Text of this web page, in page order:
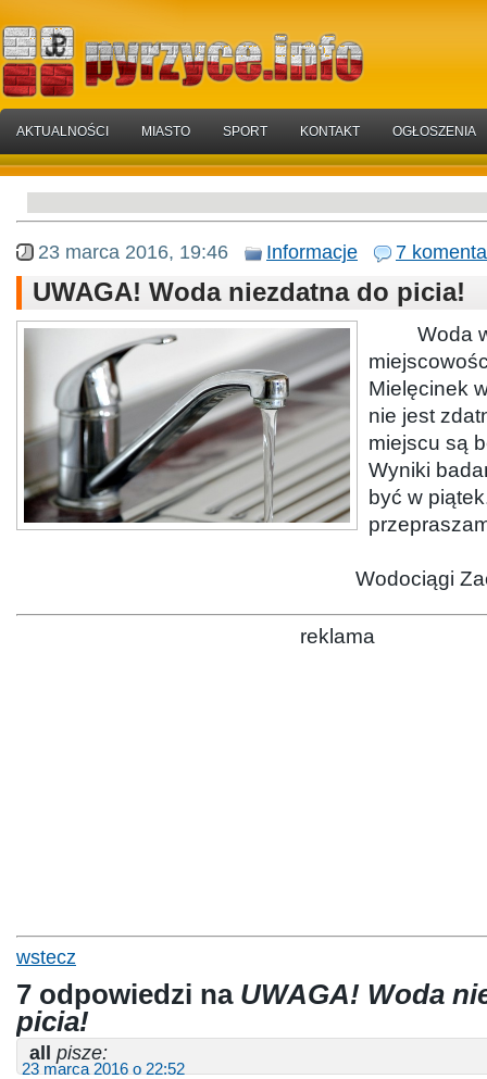
AKTUALNOŚCI MIASTO SPORT KONTAKT OGŁOSZENIA
23 marca 2016, 19:46 Informacje 7
UWAGA! Woda niezdatna do picia!
Woda
Mielęcinek
nie jest
miejscu są
Wyniki
być w
Wodociągi
reklama
wstecz
7 odpowiedzi na UWAGA! Woda
picia!
all pisze:
23 marca 2016 o 22:52